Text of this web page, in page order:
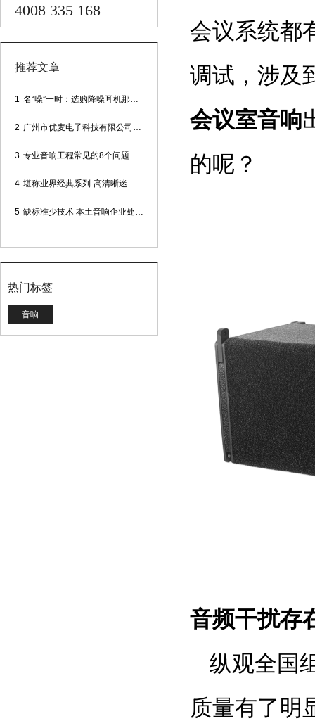
4008 335 168
推荐文章
1 名“噪”一时：选购降噪耳机那些事
2 广州市优麦电子科技有限公司网站正式上线！
3 专业音响工程常见的8个问题
4 堪称业界经典系列-高清晰迷你型头戴话筒
5 缺标准少技术 本土音响企业处境尴尬
热门标签
音响
会议系统都
调试，涉及
会议室音响
的呢？
音频干扰存
纵观全国
质量有了明